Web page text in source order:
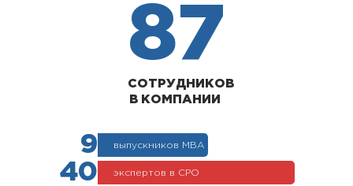
87
СОТРУДНИКОВ
В КОМПАНИИ
9 выпускников МВА
40 экспертов в СРО